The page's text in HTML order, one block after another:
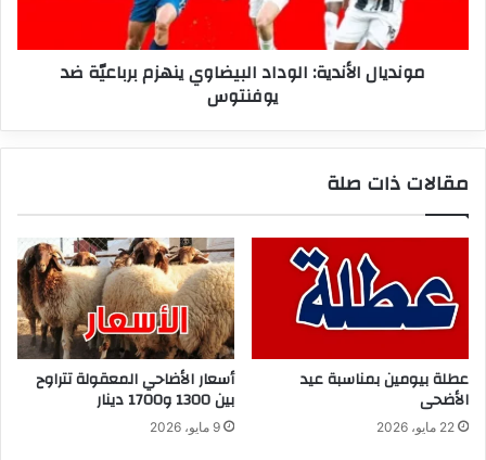
مونديال الأندية: الوداد البيضاوي ينهزم برباعيّة ضد
يوفنتوس
مقالات ذات صلة
عطلة بيومين بمناسبة عيد
الأضحى
22 مايو، 2026
أسعار الأضاحي المعقولة تتراوح
بين 1300 و1700 دينار
9 مايو، 2026